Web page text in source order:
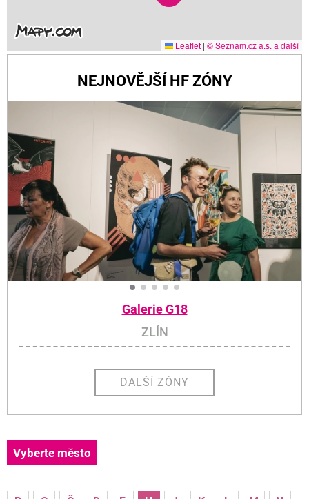
Leaflet | © Seznam.cz a.s. a další
NEJNOVĚJŠÍ HF ZÓNY
Galerie G18
ZLÍN
DALŠÍ ZÓNY
Vyberte město